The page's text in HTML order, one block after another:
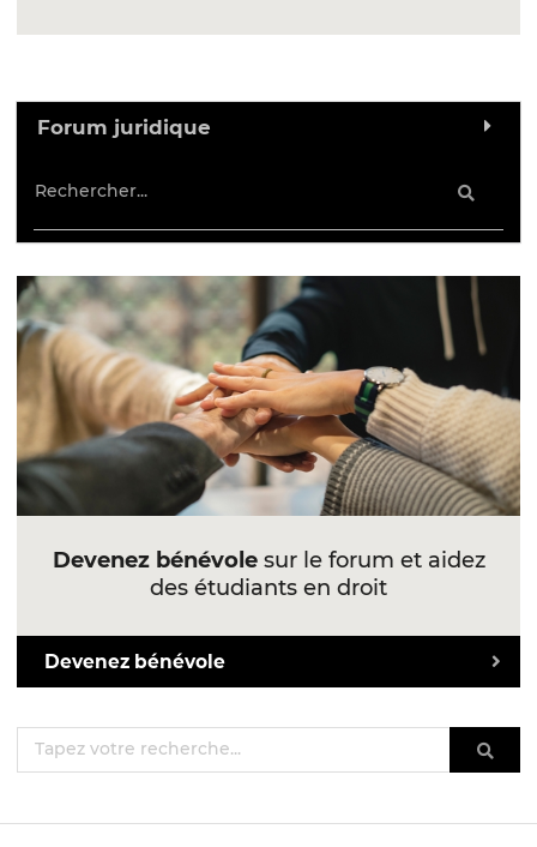
Forum juridique
Devenez bénévolesur le forum et aidez
des étudiants en droit
Devenez bénévole